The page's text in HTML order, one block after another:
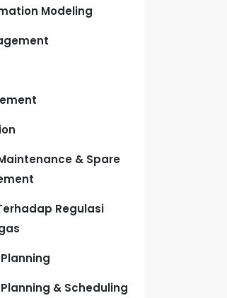
Modeling
& Spare
Regulasi
& Scheduling